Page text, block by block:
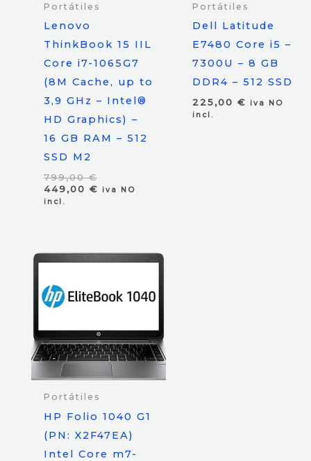
Portátiles
Lenovo
ThinkBook 15 IIL
Core i7-1065G7
(8M Cache, up to
3,9 GHz – Intel®
HD Graphics) –
16 GB RAM – 512
SSD M2
799,00€El
precio
449,00 €Eliva NO
incl.
Portátiles
Dell Latitude
E7480 Core i5 –
7300U – 8 GB
DDR4 – 512 SSD
225,00 €
iva NO
incl.
Portátiles
HP Folio 1040 G1
(PN: X2F47EA)
Intel Core m7-